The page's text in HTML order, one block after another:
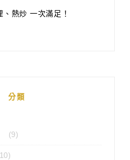
熱炒 一次滿足！
分類
(9)